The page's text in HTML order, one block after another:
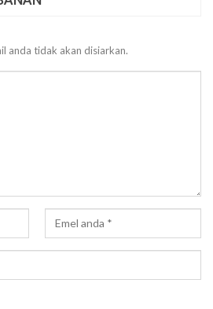
anda tidak akan disiarkan.